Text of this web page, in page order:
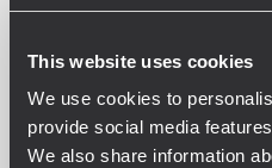
This website uses cookies
We use cookies to
provide social media
We also share information
principal desde la entrada hasta la
ARCHIVED